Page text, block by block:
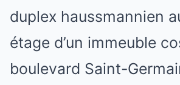
duplex haussmannien
étage d’un immeuble
boulevard Saint-